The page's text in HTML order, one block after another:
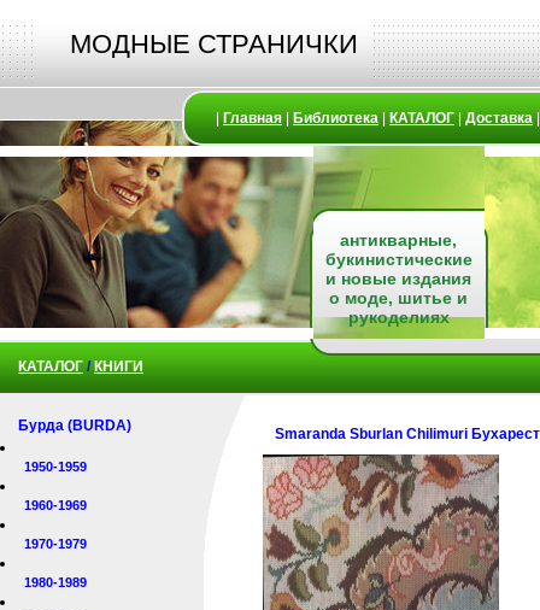
МОДНЫЕ СТРАНИЧКИ
Главная Библиотека КАТАЛОГ Доставка
антикварные,
букинистические
и новые издания
о моде, шитье и
рукоделиях
КАТАЛОГ / КНИГИ
Бурда (BURDA)
1950-1959
1960-1969
1970-1979
1980-1989
Smaranda Sburlan Chilimuri